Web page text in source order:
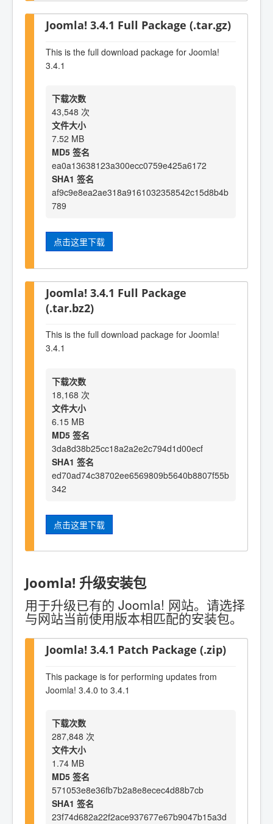
Joomla! 3.4.1 Full Package (.tar.gz)
This is the full download package for Joomla!
3.4.1
下载次数
43,548 次
文件大小
7.52 MB
MD5 签名
ea0a13638123a300ecc0759e425a6172
SHA1 签名
af9c9e8ea2ae318a9161032358542c15d8b4b
789
点击这里下载
Joomla! 3.4.1 Full Package
(.tar.bz2)
This is the full download package for Joomla!
3.4.1
下载次数
18,168 次
文件大小
6.15 MB
MD5 签名
3da8d38b25cc18a2a2e2c794d1d00ecf
SHA1 签名
ed70ad74c38702ee6569809b5640b8807f55b
342
点击这里下载
Joomla! 升级安装包
用于升级已有的 Joomla! 网站。请选择
与网站当前使用版本相匹配的安装包。
Joomla! 3.4.1 Patch Package (.zip)
This package is for performing updates from
Joomla! 3.4.0 to 3.4.1
下载次数
287,848 次
文件大小
1.74 MB
MD5 签名
571053e8e36fb7b2a8e8ecec4d88b7cb
SHA1 签名
23f74d682a22f2ace937677e67b9047b15a3d